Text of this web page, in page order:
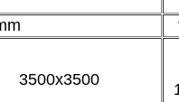
3500x3500